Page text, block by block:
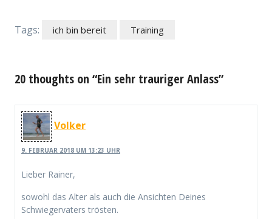
Tags: ich bin bereit Training
20 thoughts on “Ein sehr trauriger Anlass”
Volker
9. FEBRUAR 2018 UM 13:23 UHR
Lieber Rainer,
sowohl das Alter als auch die Ansichten Deines
Schwiegervaters trösten.